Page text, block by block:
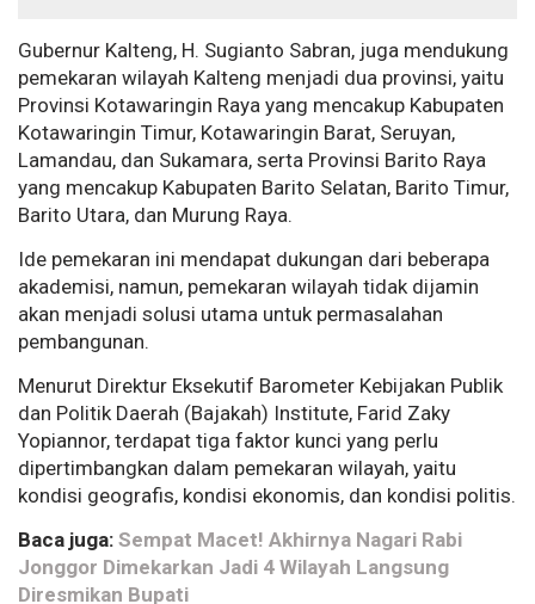
Gubernur Kalteng, H. Sugianto Sabran, juga mendukung
pemekaran wilayah Kalteng menjadi dua provinsi, yaitu
Provinsi Kotawaringin Raya yang mencakup Kabupaten
Kotawaringin Timur, Kotawaringin Barat, Seruyan,
Lamandau, dan Sukamara, serta Provinsi Barito Raya
yang mencakup Kabupaten Barito Selatan, Barito Timur,
Barito Utara, dan Murung Raya.
Ide pemekaran ini mendapat dukungan dari beberapa
akademisi, namun, pemekaran wilayah tidak dijamin
akan menjadi solusi utama untuk permasalahan
pembangunan.
Menurut Direktur Eksekutif Barometer Kebijakan Publik
dan Politik Daerah (Bajakah) Institute, Farid Zaky
Yopiannor, terdapat tiga faktor kunci yang perlu
dipertimbangkan dalam pemekaran wilayah, yaitu
kondisi geografis, kondisi ekonomis, dan kondisi politis.
Baca juga: Sempat Macet! Akhirnya Nagari Rabi
Jonggor Dimekarkan Jadi 4 Wilayah Langsung
Diresmikan Bupati